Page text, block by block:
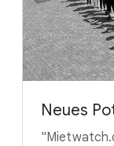
Neues